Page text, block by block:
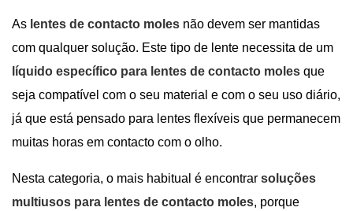
As lentes de contacto moles não devem ser mantidas
com qualquer solução. Este tipo de lente necessita de um
líquido específico para lentes de contacto moles que
seja compatível com o seu material e com o seu uso diário,
já que está pensado para lentes flexíveis que permanecem
muitas horas em contacto com o olho.
Nesta categoria, o mais habitual é encontrar soluções
multiusos para lentes de contacto moles, porque